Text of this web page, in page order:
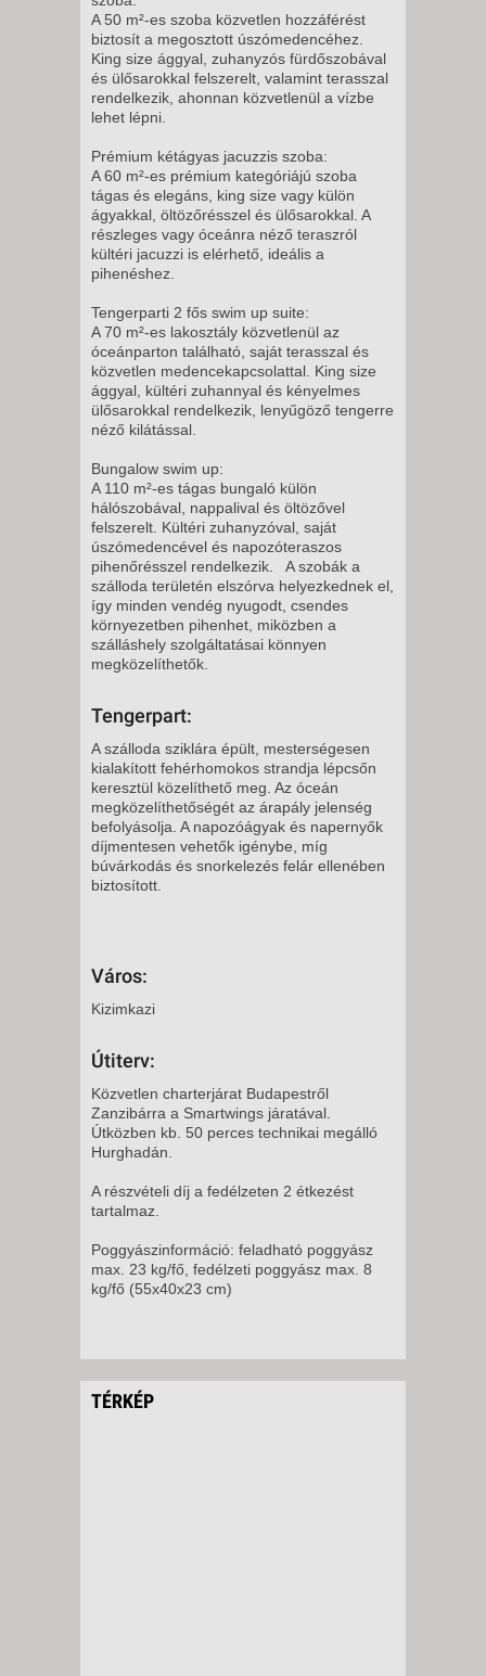
A 50 m²-es szoba közvetlen hozzáférést
biztosít a megosztott úszómedencéhez.
King size ággyal, zuhanyzós fürdőszobával
és ülősarokkal felszerelt, valamint terasszal
rendelkezik, ahonnan közvetlenül a vízbe
lehet lépni.
Prémium kétágyas jacuzzis szoba:
A 60 m²-es prémium kategóriájú szoba
tágas és elegáns, king size vagy külön
ágyakkal, öltözőrésszel és ülősarokkal. A
részleges vagy óceánra néző teraszról
kültéri jacuzzi is elérhető, ideális a
pihenéshez.
Tengerparti 2 fős swim up suite:
A 70 m²-es lakosztály közvetlenül az
óceánparton található, saját terasszal és
közvetlen medencekapcsolattal. King size
ággyal, kültéri zuhannyal és kényelmes
ülősarokkal rendelkezik, lenyűgöző tengerre
néző kilátással.
Bungalow swim up:
A 110 m²-es tágas bungaló külön
hálószobával, nappalival és öltözővel
felszerelt. Kültéri zuhanyzóval, saját
úszómedencével és napozóteraszos
pihenőrésszel rendelkezik. A szobák a
szálloda területén elszórva helyezkednek el,
így minden vendég nyugodt, csendes
környezetben pihenhet, miközben a
szálláshely szolgáltatásai könnyen
megközelíthetők.
Tengerpart:
A szálloda sziklára épült, mesterségesen
kialakított fehérhomokos strandja lépcsőn
keresztül közelíthető meg. Az óceán
megközelíthetőségét az árapály jelenség
befolyásolja. A napozóágyak és napernyők
díjmentesen vehetők igénybe, míg
búvárkodás és snorkelezés felár ellenében
biztosított.
Város:
Kizimkazi
Útiterv:
Közvetlen charterjárat Budapestről
Zanzibárra a Smartwings járatával.
Útközben kb. 50 perces technikai megálló
Hurghadán.
A részvételi díj a fedélzeten 2 étkezést
tartalmaz.
Poggyászinformáció: feladható poggyász
max. 23 kg/fő, fedélzeti poggyász max. 8
kg/fő (55x40x23 cm)
TÉRKÉP